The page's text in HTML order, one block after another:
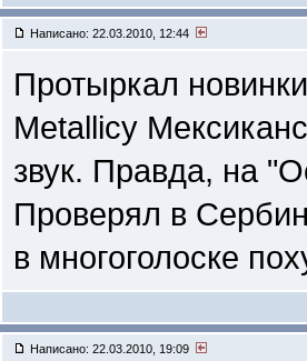
Написано: 22.03.2010, 12:44
Протыркал
Metallicу
звук. Правда, на
Проверял в
в многоголоске
Написано: 22.03.2010, 19:09